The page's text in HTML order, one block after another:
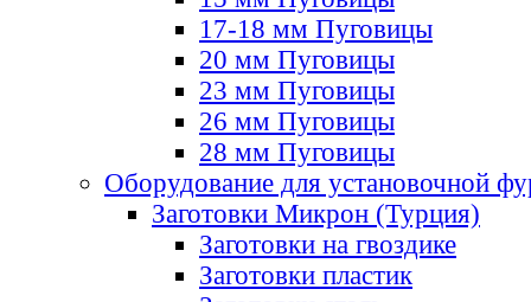
17-18 мм Пуговицы
20 мм Пуговицы
23 мм Пуговицы
26 мм Пуговицы
28 мм Пуговицы
Оборудование для установочной
Заготовки Микрон (Турция)
Заготовки на гвоздике
Заготовки пластик